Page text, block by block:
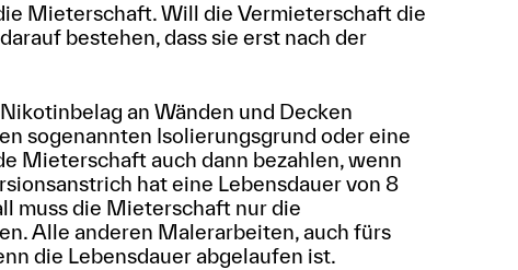
Mieterschaft. Will die Vermieterschaft die
bestehen, dass sie erst nach der
an Wänden und Decken
sogenannten Isolierungsgrund oder eine
Mieterschaft auch dann bezahlen, wenn
hat eine Lebensdauer von 8
muss die Mieterschaft nur die
Alle anderen Malerarbeiten, auch fürs
die Lebensdauer abgelaufen ist.